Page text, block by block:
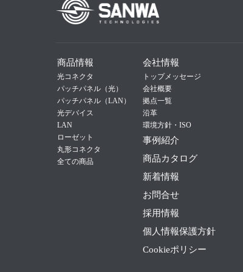
商品情報
光コネクタ
パッチパネル（光）
パッチパネル（LAN）
光デバイス
LAN
ローゼット
丸形コネクタ
全ての商品
会社情報
トップメッセージ
会社概要
拠点一覧
沿革
環境方針・ISO
事例紹介
商品カタログ
新着情報
お問合せ
採用情報
個人情報保護方針
Cookieポリシー